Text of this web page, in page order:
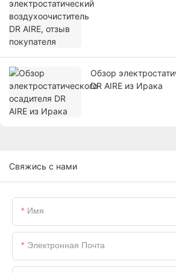
покупателя
Обзор
DR AIRE из Ирака
Свяжись с нами
Имя
Электронная Почта